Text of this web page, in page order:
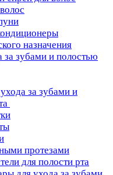
назначения
за зубами и полостью
за зубами и
протезами
для полости рта